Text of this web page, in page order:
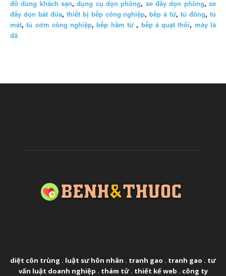
đồ dùng khách sạn,dụng cụ dọn phòng, xe đẩy dọn phòng,xe
đẩy dọn bát đũa, thiết bị bếp công nghiệp,bếp á từ,tủ đông,tủ
mát,tủ cơm công nghiệp,bếp hầm từ , bếp á quạt thổi, máy là
đá
diệt côn trùng . luật sư hôn nhân . tranh gao . tranh gao . tư
vấn luật doanh nghiệp . thám tử. thiết kế web . công ty